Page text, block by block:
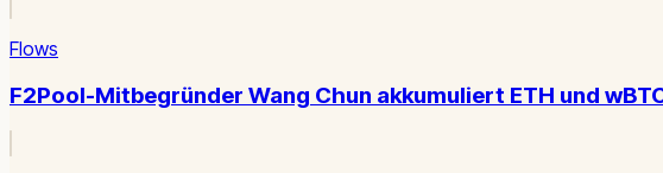
Flows
F2Pool-Mitbegründer Wang Chun akkumuliert ETH und